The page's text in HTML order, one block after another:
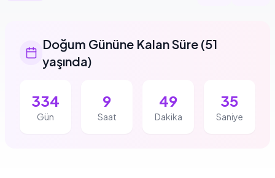
Doğum Gününe Kalan Süre (51
yaşında)
334
Gün
9
Saat
49
Dakika
34
Saniye